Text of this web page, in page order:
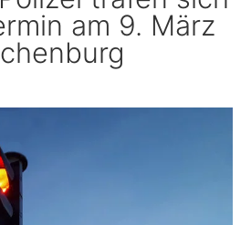
& Kinder
am 9. März